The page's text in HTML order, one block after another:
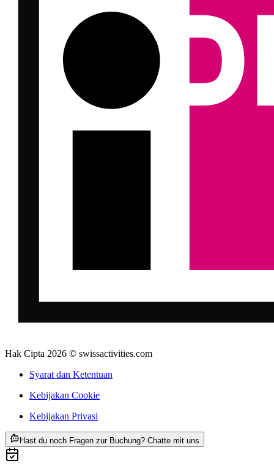
Hak Cipta 2026 © swissactivities.com
Syarat dan Ketentuan
Kebijakan Cookie
Kebijakan Privasi
Hast du noch Fragen zur Buchung? Chatte mit uns